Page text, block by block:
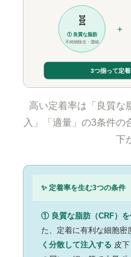
🧬
① 良質な脂肪
不純物除去・濃縮
＋
3つ揃って定
高い定着率は「良質な
入」「適量」の3条件の
下
✨ 定着率を生む3つの条件
① 良質な脂肪（CRF）を
た、定着に有利な細胞密
く分散して注入する 皮